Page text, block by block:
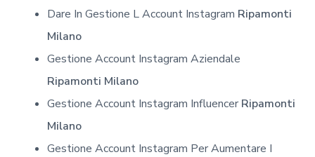
Dare In Gestione L Account Instagram Ripamonti
Milano
Gestione Account Instagram Aziendale
Ripamonti Milano
Gestione Account Instagram Influencer Ripamonti
Milano
Gestione Account Instagram Per Aumentare I